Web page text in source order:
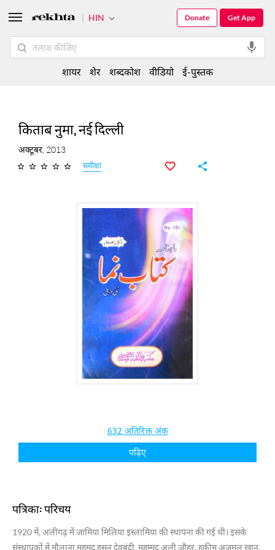
किताब नुमा, नई दिल्ली
अक्टूबर, 2013
समीक्षा
632 अतिरिक्त अंक
पढ़िए
पत्रिका: परिचय
1920 में, अलीगढ़ में जामिया मिलिया इस्लामिया की स्थापना की गई थी। इसके
संस्थापकों में मौलाना महमूद हसन देवबंदी, मुहम्मद अली जौहर, हकीम अजमल खान,
HIN Get App
Donate
शायर शेर शब्दकोश वीडियो ई-पुस्तक